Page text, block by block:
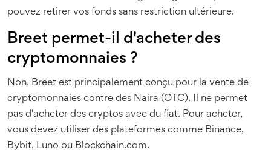
pouvez retirer vos fonds sans restriction ultérieure.
Breet permet-il d'acheter des
cryptomonnaies ?
Non, Breet est principalement conçu pour la vente de
cryptomonnaies contre des Naira (OTC). Il ne permet
pas d'acheter des cryptos avec du fiat. Pour acheter,
vous devez utiliser des plateformes comme Binance,
Bybit, Luno ou Blockchain.com.